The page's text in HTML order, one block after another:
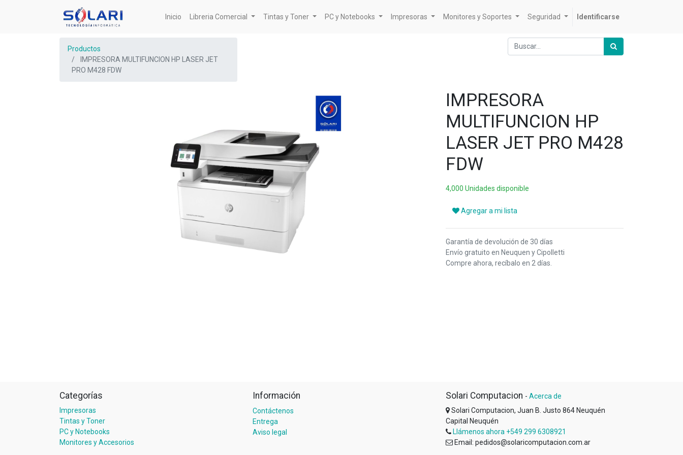
Inicio Libreria Comercial Tintas y Toner PC y Notebooks Impresoras Monitores y Soportes Seguridad Identificarse
Productos
IMPRESORA MULTIFUNCION HP LASER JET
PRO M428 FDW
IMPRESORA
MULTIFUNCION HP
LASER JET PRO M428
FDW
4,000 Unidades disponible
Agregar a mi lista
Garantía de devolución de 30 días
Envío gratuito en Neuquen y Cipolletti
Compre ahora, recíbalo en 2 días.
Categorías
Impresoras
Tintas y Toner
PC y Notebooks
Monitores y Accesorios
Información
Contáctenos
Entrega
Aviso legal
Solari Computacion - Acerca de
Solari Computacion, Juan B. Justo 864 Neuquén
Capital Neuquén
Llámenos ahora +549 299 6308921
Email: pedidos@solaricomputacion.com.ar